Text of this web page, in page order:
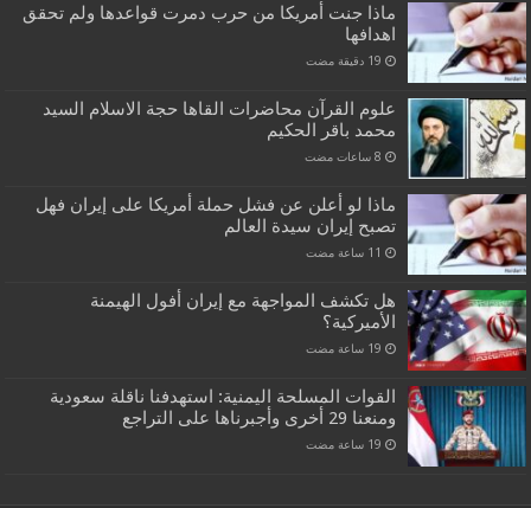
ماذا جنت أمريكا من حرب دمرت قواعدها ولم تحقق
اهدافها
علوم القرآن محاضرات القاها حجة الاسلام السيد
محمد باقر الحكيم
ماذا لو أعلن عن فشل حملة أمريكا على إيران فهل
تصبح إيران سيدة العالم
هل تكشف المواجهة مع إيران أفول الهيمنة
الأميركية؟
القوات المسلحة اليمنية: استهدفنا ناقلة سعودية
ومنعنا 29 أخرى وأجبرناها على التراجع